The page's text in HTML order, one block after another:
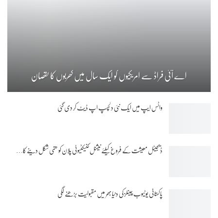
اے آئی فراڈ سے امریکیوں کو ایک سال میں کھربوں کا نقصان
واٹس ایپ میں ایک نئی دلچسپ اپ ڈیٹ کر دی گئی
ڈیجیٹل معیشت کے فروغ کیلئے نیشنل کنیکٹیوٹی پلان کو حتمی شکل دینے کا…
پاکستانی یوٹیوب چینلز کی دنیا بھر میں مقبولیت بڑھنے لگی